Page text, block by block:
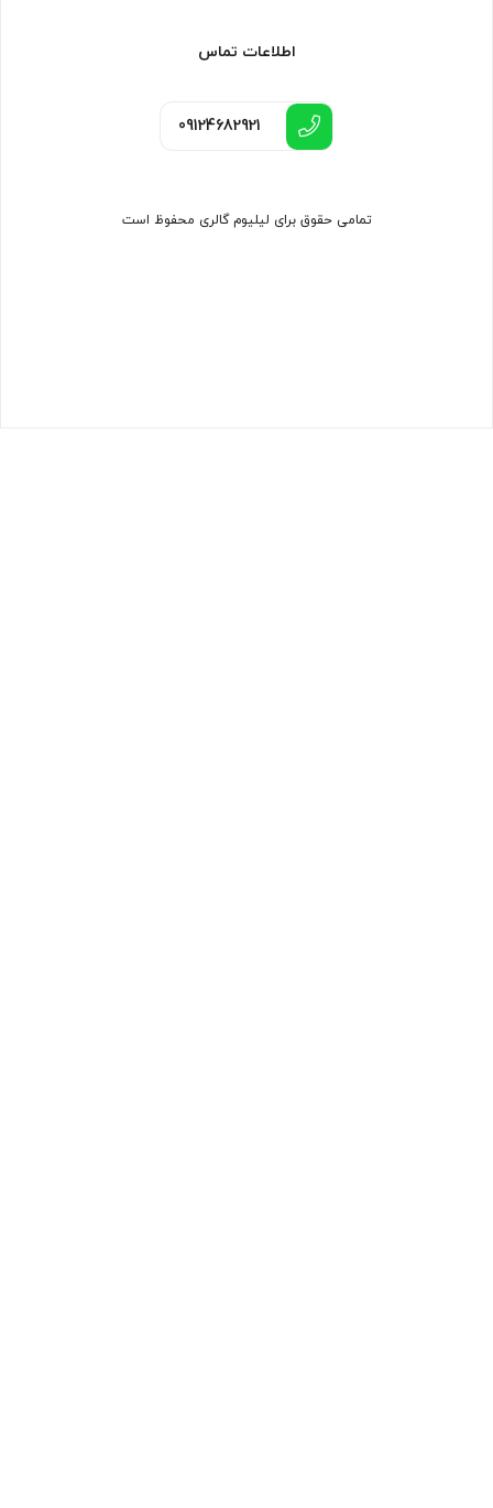
اطلاعات تماس
09124682921
تمامی حقوق برای لیلیوم گالری محفوظ است